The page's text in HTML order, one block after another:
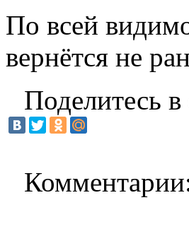
По всей
вернётся не
Поделитесь